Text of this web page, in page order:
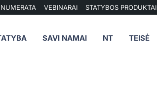
VEBINARAI STATYBOS PRODUKTAI
SAVI NAMAI NT TEISĖ